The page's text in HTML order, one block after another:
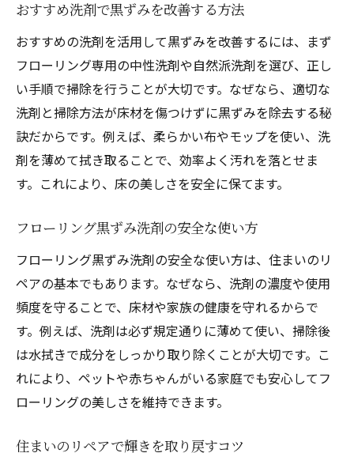
おすすめ洗剤で黒ずみを改善する方法
おすすめの洗剤を活用して黒ずみを改善するには、まず
フローリング専用の中性洗剤や自然派洗剤を選び、正し
い手順で掃除を行うことが大切です。なぜなら、適切な
洗剤と掃除方法が床材を傷つけずに黒ずみを除去する秘
訣だからです。例えば、柔らかい布やモップを使い、洗
剤を薄めて拭き取ることで、効率よく汚れを落とせま
す。これにより、床の美しさを安全に保てます。
フローリング黒ずみ洗剤の安全な使い方
フローリング黒ずみ洗剤の安全な使い方は、住まいのリ
ペアの基本でもあります。なぜなら、洗剤の濃度や使用
頻度を守ることで、床材や家族の健康を守れるからで
す。例えば、洗剤は必ず規定通りに薄めて使い、掃除後
は水拭きで成分をしっかり取り除くことが大切です。こ
れにより、ペットや赤ちゃんがいる家庭でも安心してフ
ローリングの美しさを維持できます。
住まいのリペアで輝きを取り戻すコツ